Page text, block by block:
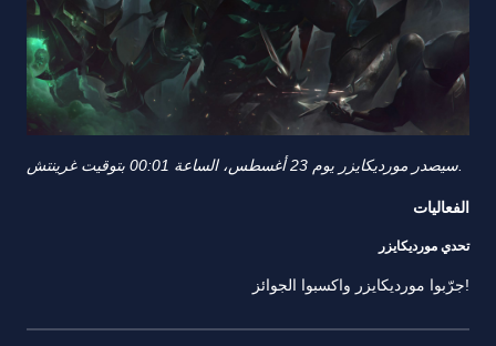
الفعاليات
تحدي مورديكايزر
جرّبوا مورديكايزر واكسبوا الجوائز!